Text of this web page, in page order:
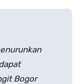
Bogor